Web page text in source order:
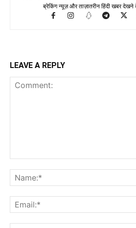
ब्रेकिंग न्यूज़ और ताज़ातरीन हिंदी खबर देखने
LEAVE A REPLY